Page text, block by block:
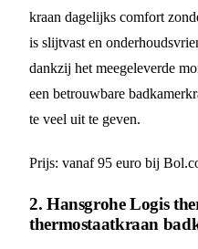
kraan dagelijks comfort
is slijtvast en
dankzij het meegeleverde
een betrouwbare
te veel uit te geven.
Prijs: vanaf 95 euro bij
2. Hansgrohe Logis
thermostaatkraan